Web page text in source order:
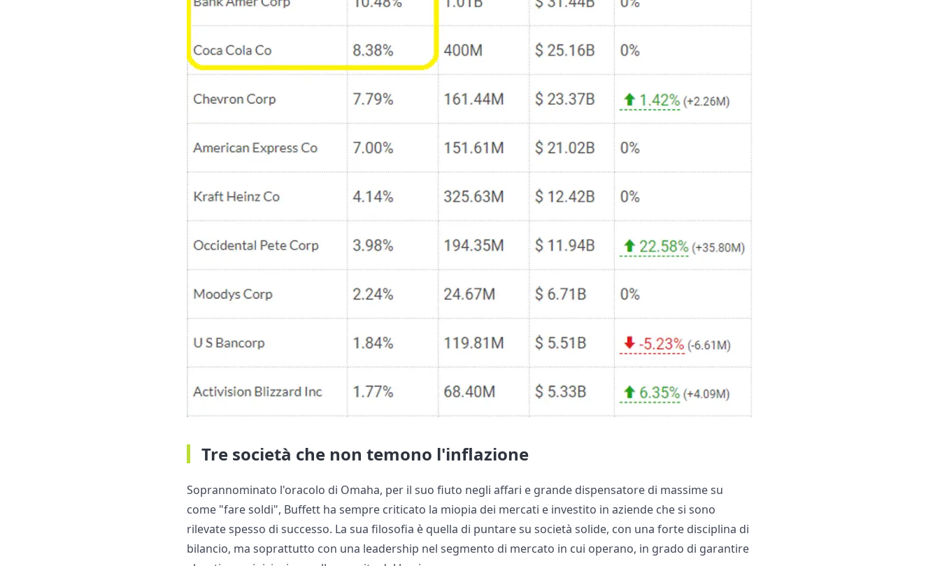
Tre società che non temono l'inflazione
Soprannominato l'oracolo di Omaha, per il suo fiuto negli affari e grande dispensatore di massime su
come "fare soldi", Buffett ha sempre criticato la miopia dei mercati e investito in aziende che si sono
rilevate spesso di successo. La sua filosofia è quella di puntare su società solide, con una forte disciplina di
bilancio, ma soprattutto con una leadership nel segmento di mercato in cui operano, in grado di garantire